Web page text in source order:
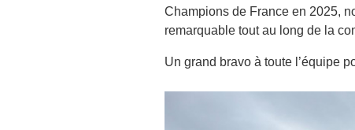
Champions de France en 2025,
remarquable tout au long de la
Un grand bravo à toute l’équipe